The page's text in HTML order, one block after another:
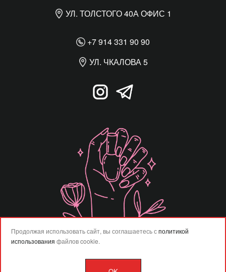
УЛ. ТОЛСТОГО 40А ОФИС 1
+7 914 331 90 90
УЛ. ЧКАЛОВА 5
Продолжая использовать сайт, вы соглашаетесь сполитикой
использования файлов cookie.